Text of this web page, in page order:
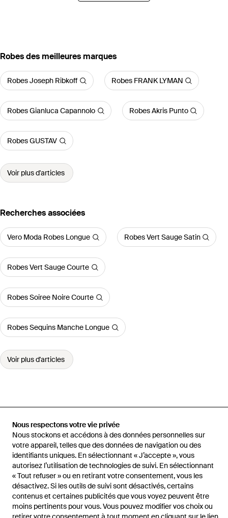
Nous respectons votre vie privée
Nous stockons et accédons à des données personnelles sur
votre appareil, telles que des données de navigation ou des
identifiants uniques. En sélectionnant « J’accepte », vous
autorisez l’utilisation de technologies de suivi. En sélectionnant
« Tout refuser » ou en retirant votre consentement, vous les
désactivez. Si les outils de suivi sont désactivés, certains
contenus et certaines publicités que vous voyez peuvent être
moins pertinents pour vous. Vous pouvez modifier vos choix ou
‪Robes‬ des meilleures marques
Robes Joseph Ribkoff Robes FRANK LYMAN
Robes Gianluca Capannolo Robes Akris Punto
Robes GUSTAV
Voir plus d'articles
Recherches associées
Vero Moda Robes Longue Robes Vert Sauge Satin
Robes Vert Sauge Courte
Robes Soiree Noire Courte
Robes Sequins Manche Longue
Voir plus d'articles
Toile De Lin
Aide et infos